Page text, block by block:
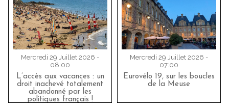
Mercredi 29 Juillet 2026 -
08:00
L’accès aux vacances : un
droit inachevé totalement
abandonné par les
politiques français !
Mercredi 29 Juillet 2026 -
07:00
Eurovélo 19, sur les boucles
de la Meuse